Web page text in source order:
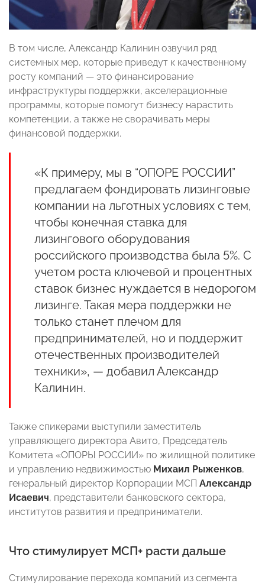
В том числе, Александр Калинин озвучил ряд
системных мер, которые приведут к качественному
росту компаний — это финансирование
инфраструктуры поддержки, акселерационные
программы, которые помогут бизнесу нарастить
компетенции, а также не сворачивать меры
финансовой поддержки.
«К примеру, мы в “ОПОРЕ РОССИИ”
предлагаем фондировать лизинговые
компании на льготных условиях с тем,
чтобы конечная ставка для
лизингового оборудования
российского производства была 5%. С
учетом роста ключевой и процентных
ставок бизнес нуждается в недорогом
лизинге. Такая мера поддержки не
только станет плечом для
предпринимателей, но и поддержит
отечественных производителей
техники», — добавил Александр
Калинин.
Также спикерами выступили заместитель
управляющего директора Авито, Председатель
Комитета «ОПОРЫ РОССИИ» по жилищной политике
и управлению недвижимостью Михаил Рыженков,
генеральный директор Корпорации МСП Александр
Исаевич, представители банковского сектора,
институтов развития и предприниматели.
Что стимулирует МСП+ расти дальше
Стимулирование перехода компаний из сегмента